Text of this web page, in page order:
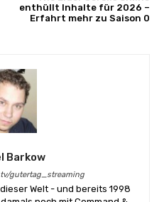
enthüllt Inhalte für 2026 –
Erfahrt mehr zu Saison 0
Barkow
gutertag_streaming
Welt - und bereits 1998